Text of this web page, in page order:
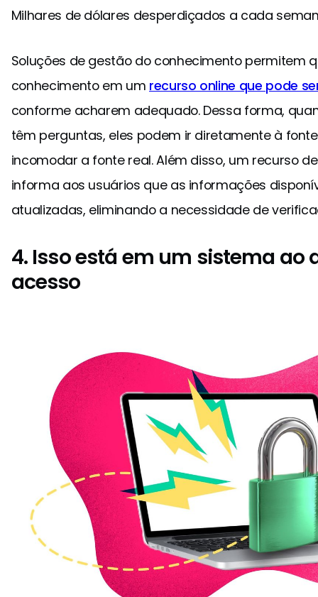
Milhares de dólares desperdiçados a cada
Soluções de gestão do conhecimento permitem
conhecimento em um recurso online que pode
conforme acharem adequado. Dessa forma,
têm perguntas, eles podem ir diretamente à
incomodar a fonte real. Além disso, um recurso
informa aos usuários que as informações
atualizadas, eliminando a necessidade de
4. Isso está em um sistema ao
acesso